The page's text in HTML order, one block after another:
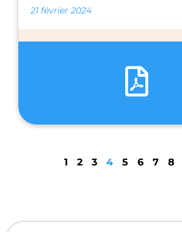
21 février 2024
1 2 3 4 5 6 7 8